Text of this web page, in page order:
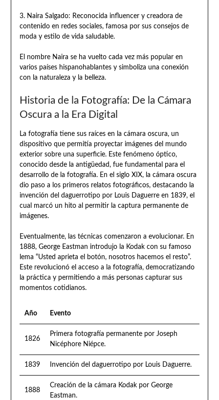
3. Naira Salgado: Reconocida influencer y creadora de
contenido en redes sociales, famosa por sus consejos de
moda y estilo de vida saludable.
El nombre Naira se ha vuelto cada vez más popular en
varios países hispanohablantes y simboliza una conexión
con la naturaleza y la belleza.
Historia de la Fotografía: De la Cámara
Oscura a la Era Digital
La fotografía tiene sus raíces en la cámara oscura, un
dispositivo que permitía proyectar imágenes del mundo
exterior sobre una superficie. Este fenómeno óptico,
conocido desde la antigüedad, fue fundamental para el
desarrollo de la fotografía. En el siglo XIX, la cámara oscura
dio paso a los primeros relatos fotográficos, destacando la
invención del daguerrotipo por Louis Daguerre en 1839, el
cual marcó un hito al permitir la captura permanente de
imágenes.
Eventualmente, las técnicas comenzaron a evolucionar. En
1888, George Eastman introdujo la Kodak con su famoso
lema “Usted aprieta el botón, nosotros hacemos el resto”.
Este revolucionó el acceso a la fotografía, democratizando
la práctica y permitiendo a más personas capturar sus
momentos cotidianos.
Año Evento
1826
Primera fotografía permanente por Joseph
Nicéphore Niépce.
1839 Invención del daguerrotipo por Louis Daguerre.
1888
Creación de la cámara Kodak por George
Eastman.